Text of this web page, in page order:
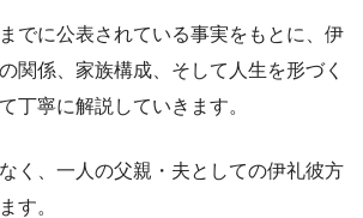
でに公表されている事実をもとに、伊
関係、家族構成、そして人生を形づく
丁寧に解説していきます。
く、一人の父親・夫としての伊礼彼方
す。